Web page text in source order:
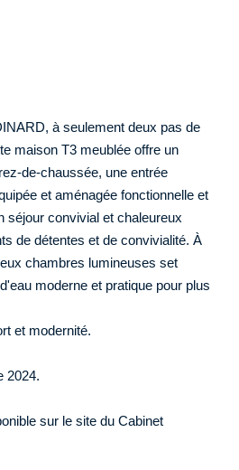
à seulement deux pas de
maison T3 meublée offre un
de-chaussée, une entrée
et aménagée fonctionnelle et
séjour convivial et chaleureux
de détentes et de convivialité. À
chambres lumineuses set
moderne et pratique pour plus
et modernité.
2024.
sur le site du Cabinet